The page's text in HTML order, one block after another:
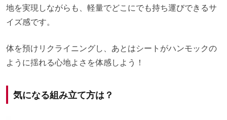
地を実現しながらも、軽量でどこにでも持ち運びできるサ
イズ感です。
体を預けリクライニングし、あとはシートがハンモックの
ように揺れる心地よさを体感しよう！
気になる組み立て方は？